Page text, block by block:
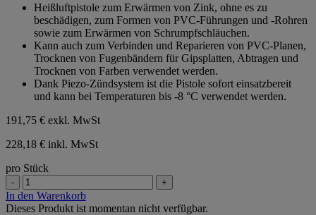
Sternen.
Heißluftpistole zum Erwärmen von Zink, ohne es zu
beschädigen, zum Formen von PVC-Führungen und -Rohren
sowie zum Erwärmen von Schrumpfschläuchen.
Kann auch zum Verbinden und Reparieren von PVC-Planen,
Trocknen von Fugenbändern für Gipsplatten, Abtragen und
Trocknen von Farben verwendet werden.
Dank Piezo-Zündsystem ist die Pistole sofort einsatzbereit
und kann bei Temperaturen bis -8 °C verwendet werden.
191,75 € exkl. MwSt
228,18 € inkl. MwSt
pro Stück
- +
In den Warenkorb
Dieses Produkt ist momentan nicht verfügbar.